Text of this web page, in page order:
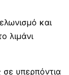
και
λιμάνι
υπερπόντια